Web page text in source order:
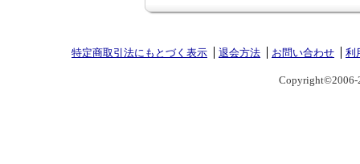
特定商取引法にもとづく表示 退会方法 お問い合わせ 利
Copyright©2006-